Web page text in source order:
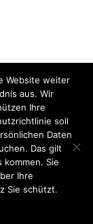
RD
uns
Website weiter
aus. Wir
Ihre
soll
Daten
Das gilt
kommen. Sie
Ihre
Sie schützt.